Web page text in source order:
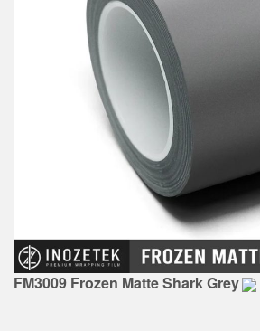
FM3009 Frozen Matte Shark Grey